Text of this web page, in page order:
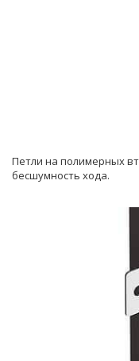
Петли на полимерных
бесшумность хода.